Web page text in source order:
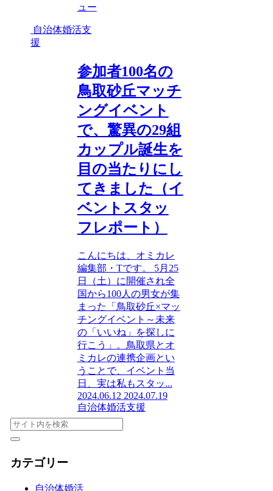
ュー
自治体婚活支
援
参加者100名の
鳥取砂丘マッチ
ングイベント
で、驚異の29組
カップル誕生を
目の当たりにし
てきました（イ
ベントスタッ
フレポート）
こんにちは、オミカレ
編集部・Tです。 5月25
日（土）に開催され全
国から100人の男女が集
まった「鳥取砂丘×マッ
チングイベント～未来
の「いいね」を探しに
行こう」。鳥取県とオ
ミカレの連携企画とい
うことで、イベント当
日、実は私もスタッ...
2024.06.12 2024.07.19
自治体婚活支援
カテゴリー
自治体婚活